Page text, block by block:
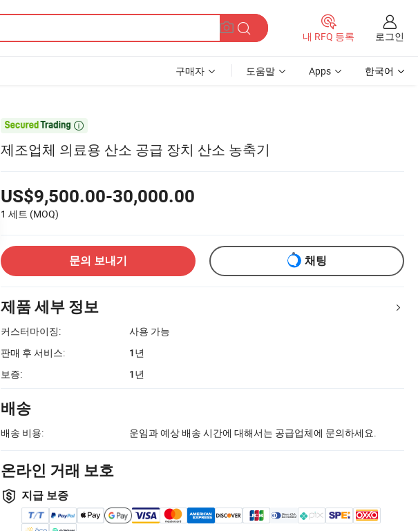
내 RFQ 등록 로그인
구매자 도움말 Apps 한국어

제조업체 의료용 산소 공급 장치 산소 농축기
US$9,500.00-30,000.00
1 세트 (MOQ)
문의 보내기 채팅
제품 세부 정보
커스터마이징:
사용 가능
판매 후 서비스:
1년
보증:
1년
배송
배송 비용: 운임과 예상 배송 시간에 대해서는 공급업체에 문의하세요.
온라인 거래 보호
지급 보증